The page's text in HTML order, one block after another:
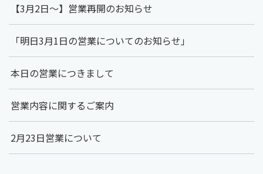
【3月2日～】営業再開のお知らせ
「明日3月1日の営業についてのお知らせ」
本日の営業につきまして
営業内容に関するご案内
2月23日営業について